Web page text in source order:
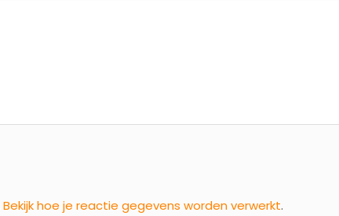
Bekijk hoe je reactie gegevens worden verwerkt.